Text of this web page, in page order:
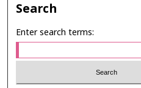
Search
Enter search terms: